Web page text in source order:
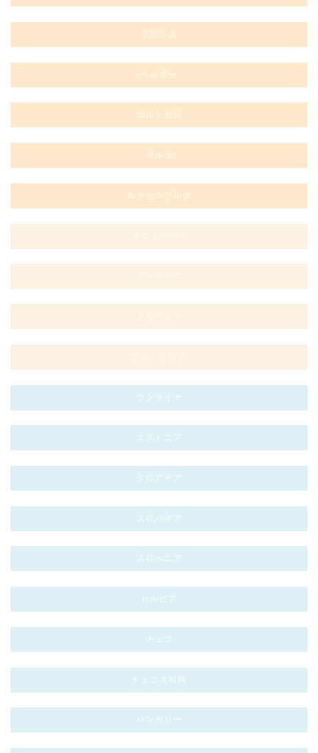
フランス
ベルギー
ポルトガル
マルタ
ルクセンブルク
スウェーデン
デンマーク
ノルウェー
フィンランド
ウクライナ
エストニア
クロアチア
スロバキア
スロベニア
セルビア
チェコ
チェコ共和国
ハンガリー